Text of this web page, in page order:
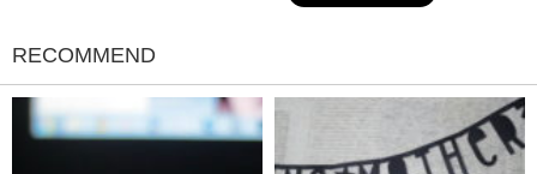
RECOMMEND